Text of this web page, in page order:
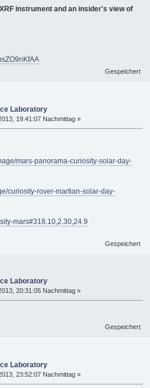
instrument and an insider's view of
Gespeichert
Laboratory
19:41:07 Nachmittag »
mars-panorama-curiosity-solar-day-
curiosity-rover-martian-solar-day-
mars#318.10,2.30,24.9
Gespeichert
Laboratory
20:31:05 Nachmittag »
Gespeichert
Laboratory
23:52:07 Nachmittag »